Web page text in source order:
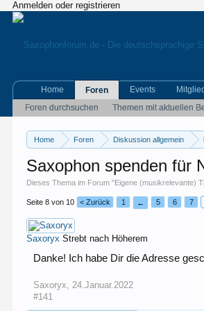
Anmelden oder registrieren
Home Foren Diskussion allgemein
Saxophon spenden für
Dieses Thema im Forum "Eigene (musikrelevante)
Seite 8 von 10 < Zurück 1 ← 5 6 7
Saxoryx Strebt nach Höherem
Danke! Ich habe Dir die Adresse
Saxoryx, 24.Januar.2022
#141
Home
Foren
Foren durchsuchen
Themen mit aktuellen
Events